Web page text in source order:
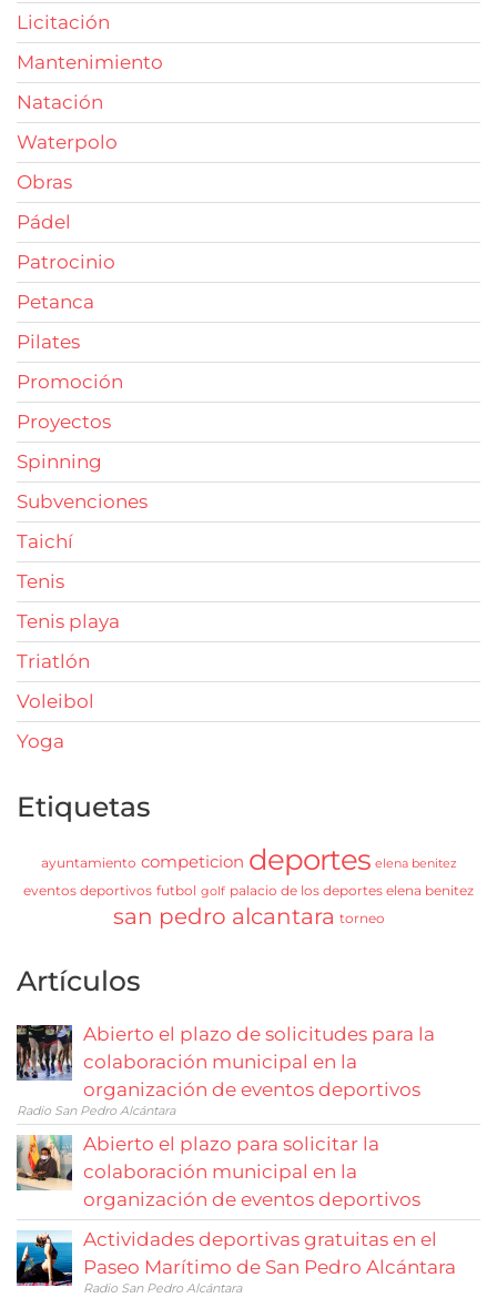
Licitación
Mantenimiento
Natación
Waterpolo
Obras
Pádel
Patrocinio
Petanca
Pilates
Promoción
Proyectos
Spinning
Subvenciones
Taichí
Tenis
Tenis playa
Triatlón
Voleibol
Yoga
Etiquetas
ayuntamiento competicion deportes elena benitez
eventos deportivos futbol golf palacio de los deportes elena benitez
san pedro alcantara torneo
Artículos
Abierto el plazo de solicitudes para la
colaboración municipal en la
organización de eventos deportivos
Radio San Pedro Alcántara
Abierto el plazo para solicitar la
colaboración municipal en la
organización de eventos deportivos
Actividades deportivas gratuitas en el
Paseo Marítimo de San Pedro Alcántara
Radio San Pedro Alcántara